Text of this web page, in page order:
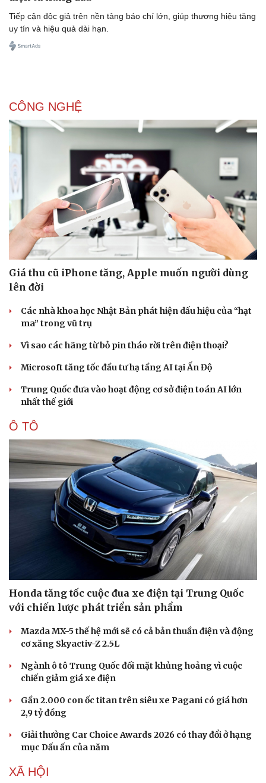
Sức khỏe
Dinh dưỡng - món ngon
Cây thuốc
Sản phụ khoa
Nhi khoa
Làm đẹp - giảm cân
Phòng mạch online
Ăn sạch sống khỏe
Đời sống
Nhà đẹp
Blog
Tình yêu - Gia đình
Tiếp cận độc giả trên nền tảng báo chí lớn, giúp thương hiệu tăng
uy tín và hiệu quả dài hạn.
CÔNG NGHỆ
Giá thu cũ iPhone tăng, Apple muốn người dùng
lên đời
Các nhà khoa học Nhật Bản phát hiện dấu hiệu của “hạt
ma” trong vũ trụ
Vì sao các hãng từ bỏ pin tháo rời trên điện thoại?
Microsoft tăng tốc đầu tư hạ tầng AI tại Ấn Độ
Trung Quốc đưa vào hoạt động cơ sở điện toán AI lớn
nhất thế giới
Ô TÔ
Honda tăng tốc cuộc đua xe điện tại Trung Quốc
với chiến lược phát triển sản phẩm
Mazda MX-5 thế hệ mới sẽ có cả bản thuần điện và động
cơ xăng Skyactiv-Z 2.5L
Ngành ô tô Trung Quốc đối mặt khủng hoảng vì cuộc
chiến giảm giá xe điện
Gần 2.000 con ốc titan trên siêu xe Pagani có giá hơn
2,9 tỷ đồng
Giải thưởng Car Choice Awards 2026 có thay đổi ở hạng
mục Dấu ấn của năm
XÃ HỘI